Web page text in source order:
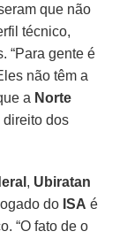
que não
técnico,
“Para gente é
não têm a
a Norte
direito dos
, Ubiratan
do ISA é
“O fato de o